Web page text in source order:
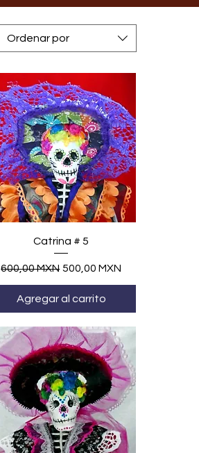
Ordenar por
Vista rápida
Catrina # 5
Precio
600,00 MXN Precio de oferta
500,00 MXN
Agregar al carrito